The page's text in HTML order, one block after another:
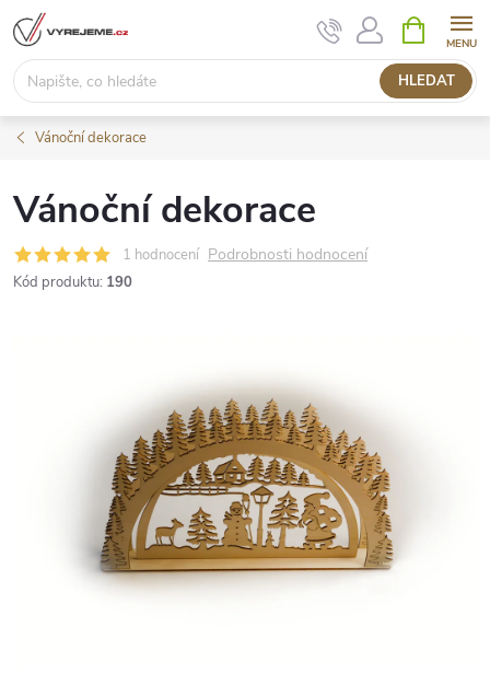
Přejít
na
obsah
HLEDAT
NÁKUPNÍ
KOŠÍK
Vánoční dekorace
Vánoční dekorace
1 hodnocení Podrobnosti hodnocení
Kód produktu: 190